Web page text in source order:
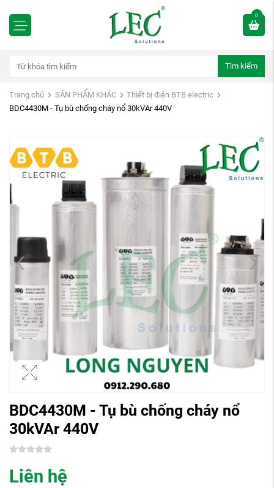
0
Tìm kiếm
Trang chủ SẢN PHẨM KHÁC
Thiết bị điện BTB electric
BDC4430M - Tụ bù chống cháy nổ 30kVAr 440V
BDC4430M - Tụ bù chống cháy nổ
30kVAr 440V
Liên hệ